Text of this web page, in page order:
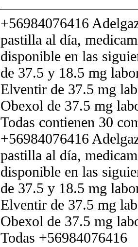
+56984076416
pastilla al día,
disponible en las
de 37.5 y 18.5 mg
Elventir de 37.5 mg
Obexol de 37.5 mg
Todas contienen 30
+56984076416
pastilla al día,
disponible en las
de 37.5 y 18.5 mg
Elventir de 37.5 mg
Obexol de 37.5 mg
Todas +56984076416